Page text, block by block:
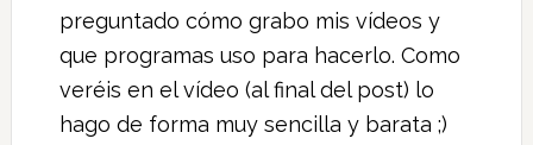
preguntado cómo grabo mis vídeos y
que programas uso para hacerlo. Como
veréis en el vídeo (al final del post) lo
hago de forma muy sencilla y barata ;)